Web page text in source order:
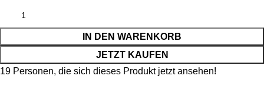
IN DEN WARENKORB
JETZT KAUFEN
19 Personen, die sich dieses Produkt jetzt ansehen!